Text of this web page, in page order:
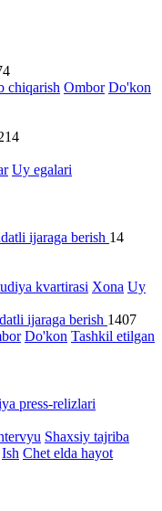
chiqarish Ombor Do'kon
Uy egalari
ijaraga berish 14
kvartirasi Xona Uy
ijaraga berish 1407
Do'kon Tashkil etilgan
press-relizlari
Shaxsiy tajriba
Ish Chet elda hayot